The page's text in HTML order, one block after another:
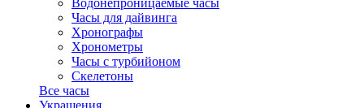
Водонепроницаемые часы
Часы для дайвинга
Хронографы
Хронометры
Часы с турбийоном
Скелетоны
Все часы